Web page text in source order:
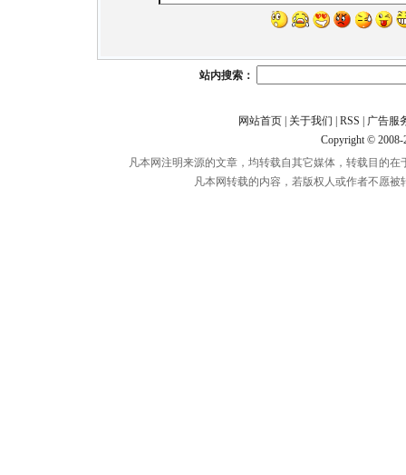
站内搜索：
网站首页| 关于我们 RSS
广告服
Copyright ©
凡本网注明来源的文章，均转载自其它媒体，转载目的
凡本网转载的内容，若版权人或作者不愿